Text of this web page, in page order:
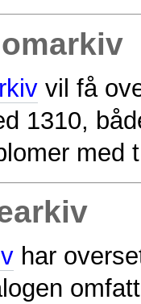
vil få
1310,
med
har